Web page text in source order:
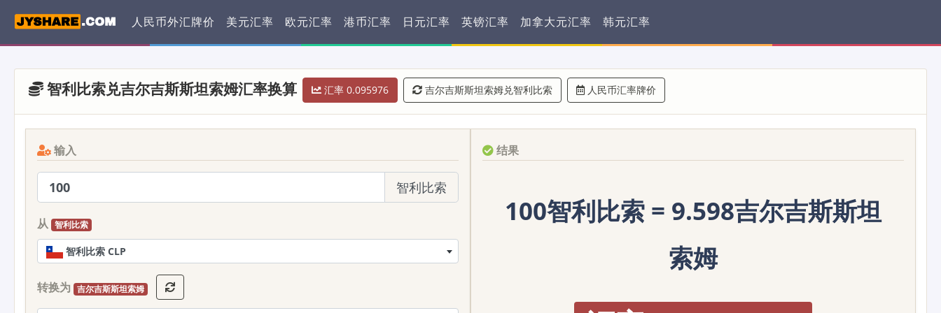
人民币外汇牌价 美元汇率 欧元汇率 港币汇率 日元汇率 英镑汇率 加拿大元汇率 韩元汇率
智利比索兑吉尔吉斯斯坦索姆汇率换算 汇率 0.095976 吉尔吉斯斯坦索姆兑智利比索 人民币汇率牌价
输入
智利比索
从 智利比索
智利比索 CLP
转换为 吉尔吉斯斯坦索姆
结果
100智利比索 = 9.598吉尔吉斯斯坦
索姆